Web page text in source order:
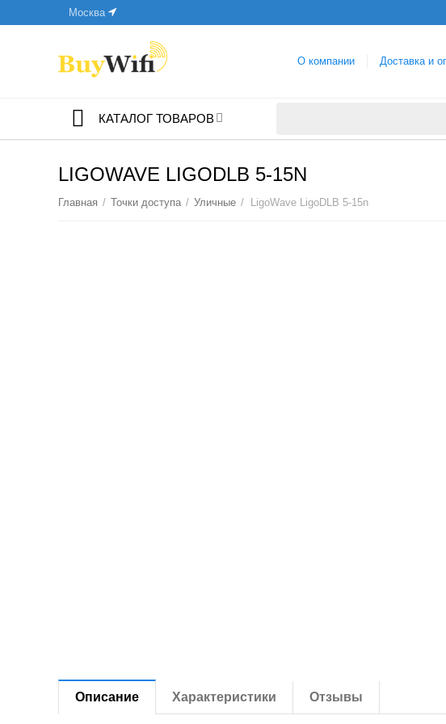
Москва
О компании Доставка и
КАТАЛОГ ТОВАРОВ
LIGOWAVE LIGODLB 5-15N
Главная / Точки доступа / Уличные / LigoWave LigoDLB 5-15n
Описание Характеристики Отзывы